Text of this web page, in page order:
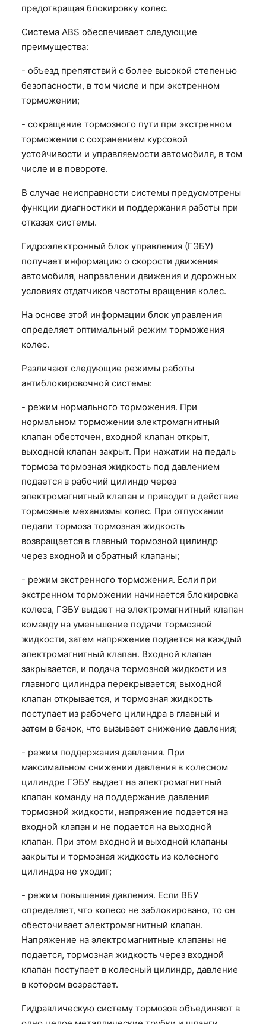
предотвращая блокировку колес.
Система ABS обеспечивает следующие
преимущества:
- объезд препятствий с более высокой степенью
безопасности, в том числе и при экстренном
торможении;
- сокращение тормозного пути при экстренном
торможении с сохранением курсовой
устойчивости и управляемости автомобиля, в том
числе и в повороте.
В случае неисправности системы предусмотрены
функции диагностики и поддержания работы при
отказах системы.
Гидроэлектронный блок управления (ГЭБУ)
получает информацию о скорости движения
автомобиля, направлении движения и дорожных
условиях отдатчиков частоты вращения колес.
На основе этой информации блок управления
определяет оптимальный режим торможения
колес.
Различают следующие режимы работы
антиблокировочной системы:
- режим нормального торможения. При
нормальном торможении электромагнитный
клапан обесточен, входной клапан открыт,
выходной клапан закрыт. При нажатии на педаль
тормоза тормозная жидкость под давлением
подается в рабочий цилиндр через
электромагнитный клапан и приводит в действие
тормозные механизмы колес. При отпускании
педали тормоза тормозная жидкость
возвращается в главный тормозной цилиндр
через входной и обратный клапаны;
- режим экстренного торможения. Если при
экстренном торможении начинается блокировка
колеса, ГЭБУ выдает на электромагнитный клапан
команду на уменьшение подачи тормозной
жидкости, затем напряжение подается на каждый
электромагнитный клапан. Входной клапан
закрывается, и подача тормозной жидкости из
главного цилиндра перекрывается; выходной
клапан открывается, и тормозная жидкость
поступает из рабочего цилиндра в главный и
затем в бачок, что вызывает снижение давления;
- режим поддержания давления. При
максимальном снижении давления в колесном
цилиндре ГЭБУ выдает на электромагнитный
клапан команду на поддержание давления
тормозной жидкости, напряжение подается на
входной клапан и не подается на выходной
клапан. При этом входной и выходной клапаны
закрыты и тормозная жидкость из колесного
цилиндра не уходит;
- режим повышения давления. Если ВБУ
определяет, что колесо не заблокировано, то он
обесточивает электромагнитный клапан.
Напряжение на электромагнитные клапаны не
подается, тормозная жидкость через входной
клапан поступает в колесный цилиндр, давление
в котором возрастает.
Гидравлическую систему тормозов объединяют в